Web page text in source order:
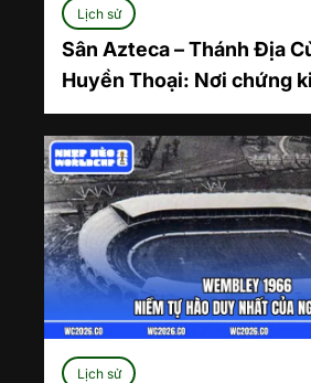
Lịch sử
Sân Azteca – Thánh Địa
Huyền Thoại: Nơi chứng
và Maradona bước lên
Lịch sử